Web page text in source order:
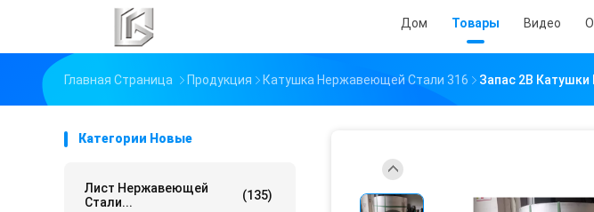
Дом Товары Видео
Главная Страница Продукция Катушка Нержавеющей Стали 316 Запас 2B
Категории Новые
Лист Нержавеющей
Стали...
(135)